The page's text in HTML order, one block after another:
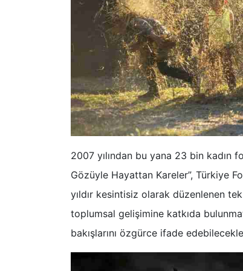
2007 yılından bu yana 23 bin kadın
Gözüyle Hayattan Kareler”, Türkiye
yıldır kesintisiz olarak düzenlenen
toplumsal gelişimine katkıda
bakışlarını özgürce ifade